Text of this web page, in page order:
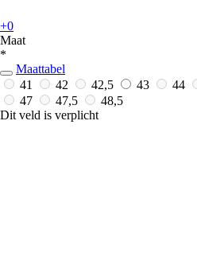
+0
Maat
*
Maattabel
41
42 42,5 43 44
47
47,5
48,5
Dit veld is verplicht